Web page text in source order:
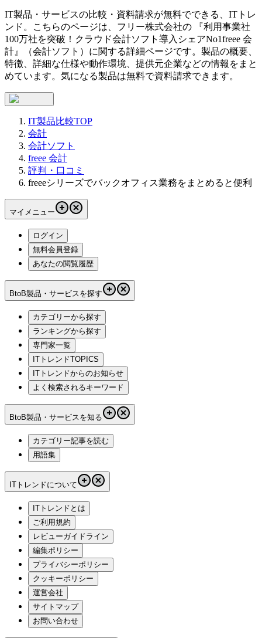
IT製品・サービスの比較・資料請求が無料でできる、ITトレ
ンド。こちらのページは、 フリー株式会社の 『利用事業社
100万社を突破！クラウド会計ソフト導入シェアNo1freee 会
計』（会計ソフト ）に関する詳細ページです。製品の概要、
特徴、詳細な仕様や動作環境、提供元企業などの情報をまと
めています。気になる製品は無料で資料請求できます。
IT製品比較TOP
会計
会計ソフト
freee 会計
評判・口コミ
freeeシリーズでバックオフィス業務をまとめると便利
マイメニュー
ログイン
無料会員登録
あなたの閲覧履歴
BtoB製品・サービスを探す
カテゴリーから探す
ランキングから探す
専門家一覧
ITトレンドTOPICS
ITトレンドからのお知らせ
よく検索されるキーワード
BtoB製品・サービスを知る
カテゴリー記事を読む
用語集
ITトレンドについて
ITトレンドとは
ご利用規約
レビューガイドライン
編集ポリシー
プライバシーポリシー
クッキーポリシー
運営会社
サイトマップ
お問い合わせ